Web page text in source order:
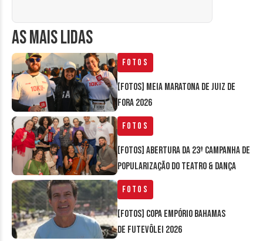
AS MAIS LIDAS
Fotos
[FOTOS] Meia Maratona de Juiz de
Fora 2026
Fotos
[FOTOS] Abertura da 23ª Campanha de
Popularização do Teatro & Dança
Fotos
[FOTOS] Copa Empório Bahamas
de Futevôlei 2026